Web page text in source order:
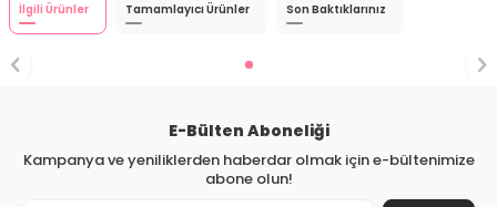
İlgili Ürünler Tamamlayıcı Ürünler Son Baktıklarınız
E-Bülten Aboneliği
Kampanya ve yeniliklerden haberdar olmak için e-bültenimize
abone olun!